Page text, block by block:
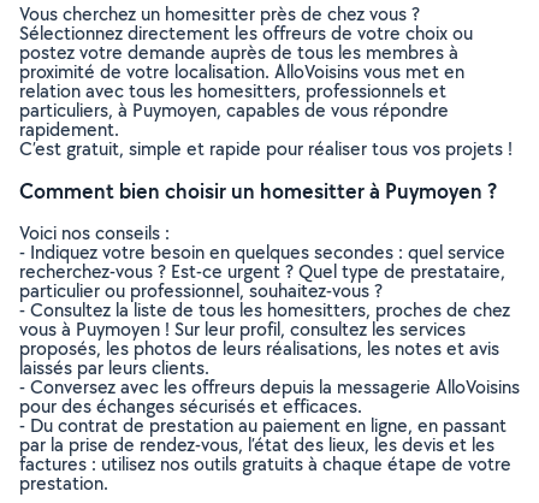
Vous cherchez un homesitter près de chez vous ?
Sélectionnez directement les offreurs de votre choix ou
postez votre demande auprès de tous les membres à
proximité de votre localisation. AlloVoisins vous met en
relation avec tous les homesitters, professionnels et
particuliers, à Puymoyen, capables de vous répondre
rapidement.
C’est gratuit, simple et rapide pour réaliser tous vos projets !
Comment bien choisir un homesitter à Puymoyen ?
Voici nos conseils :
- Indiquez votre besoin en quelques secondes : quel service
recherchez-vous ? Est-ce urgent ? Quel type de prestataire,
particulier ou professionnel, souhaitez-vous ?
- Consultez la liste de tous les homesitters, proches de chez
vous à Puymoyen ! Sur leur profil, consultez les services
proposés, les photos de leurs réalisations, les notes et avis
laissés par leurs clients.
- Conversez avec les offreurs depuis la messagerie AlloVoisins
pour des échanges sécurisés et efficaces.
- Du contrat de prestation au paiement en ligne, en passant
par la prise de rendez-vous, l’état des lieux, les devis et les
factures : utilisez nos outils gratuits à chaque étape de votre
prestation.